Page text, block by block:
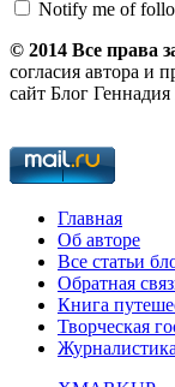
Notify me of
© 2014 Все права
согласия автора и
сайт Блог
Главная
Об авторе
Все статьи
Обратная
Книга
Творческая
Журналистика